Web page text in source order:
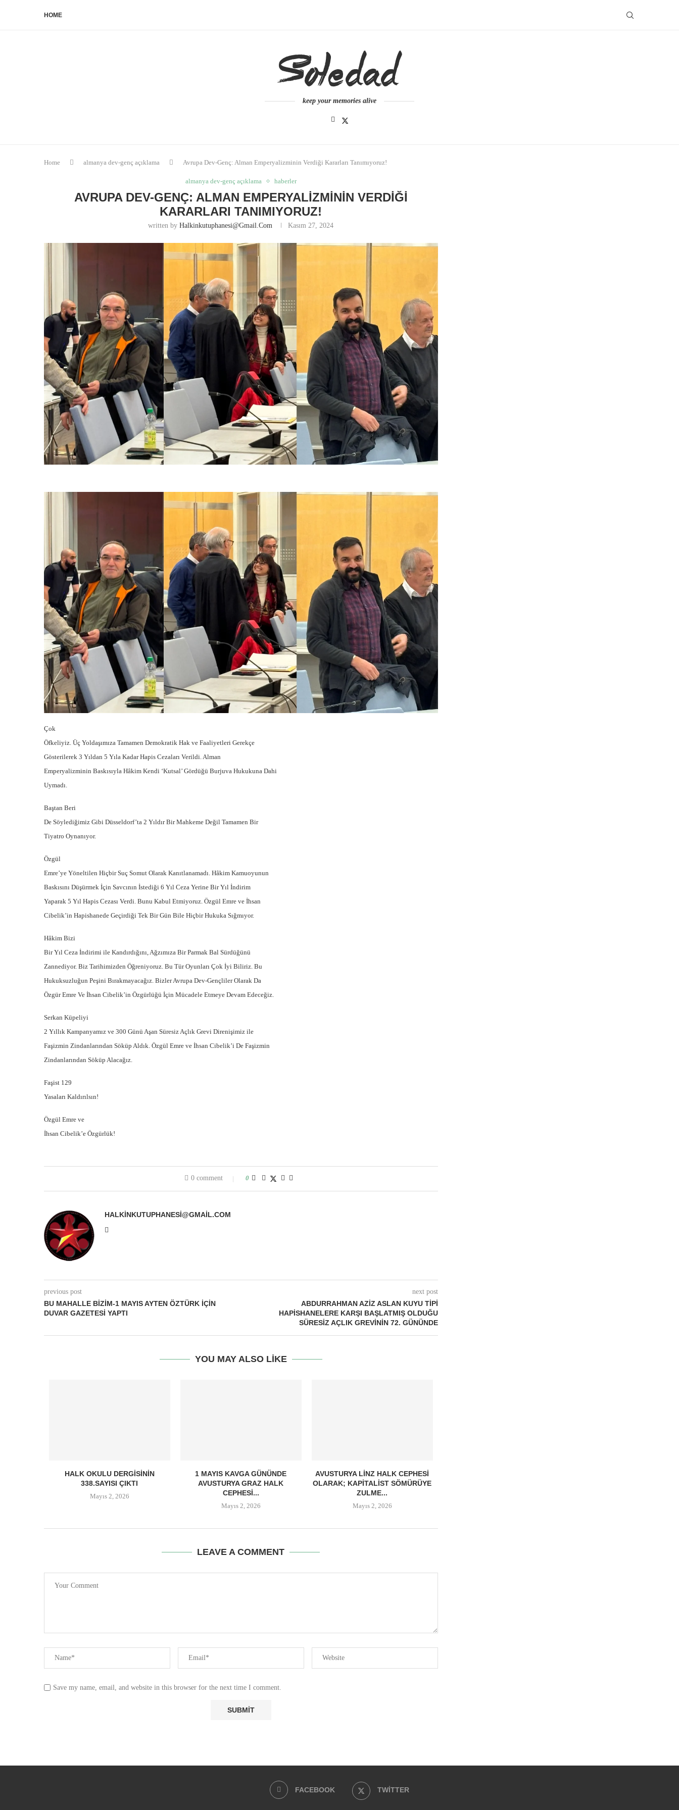
HOME
keep your memories alive
Home almanya dev-genç açıklama Avrupa Dev-Genç: Alman Emperyalizminin Verdiği Kararları Tanımıyoruz!
almanya dev-genç açıklama haberler
AVRUPA DEV-GENÇ: ALMAN EMPERYALIZMININ VERDIĞI
KARARLARI TANIMIYORUZ!
written byHalkinkutuphanesi@gmail.com Kasım 27, 2024
Çok
Öfkeliyiz. Üç Yoldaşımıza Tamamen Demokratik Hak ve Faaliyetleri Gerekçe
Gösterilerek 3 Yıldan 5 Yıla Kadar Hapis Cezaları Verildi. Alman
Emperyalizminin Baskısıyla Hâkim Kendi ‘Kutsal’ Gördüğü Burjuva Hukukuna Dahi
Uymadı.
Baştan Beri
De Söylediğimiz Gibi Düsseldorf’ta 2 Yıldır Bir Mahkeme Değil Tamamen Bir
Tiyatro Oynanıyor.
Özgül
Emre’ye Yöneltilen Hiçbir Suç Somut Olarak Kanıtlanamadı. Hâkim Kamuoyunun
Baskısını Düşürmek İçin Savcının İstediği 6 Yıl Ceza Yerine Bir Yıl İndirim
Yaparak 5 Yıl Hapis Cezası Verdi. Bunu Kabul Etmiyoruz. Özgül Emre ve İhsan
Cibelik’in Hapishanede Geçirdiği Tek Bir Gün Bile Hiçbir Hukuka Sığmıyor.
Hâkim Bizi
Bir Yıl Ceza İndirimi ile Kandırdığını, Ağzımıza Bir Parmak Bal Sürdüğünü
Zannediyor. Biz Tarihimizden Öğreniyoruz. Bu Tür Oyunları Çok İyi Biliriz. Bu
Hukuksuzluğun Peşini Bırakmayacağız. Bizler Avrupa Dev-Gençliler Olarak Da
Özgür Emre Ve İhsan Cibelik’in Özgürlüğü İçin Mücadele Etmeye Devam Edeceğiz.
Serkan Küpeliyi
2 Yıllık Kampanyamız ve 300 Günü Aşan Süresiz Açlık Grevi Direnişimiz ile
Faşizmin Zindanlarından Söküp Aldık. Özgül Emre ve İhsan Cibelik’i De Faşizmin
Zindanlarından Söküp Alacağız.
Faşist 129
Yasaları Kaldırılsın!
Özgül Emre ve
İhsan Cibelik’e Özgürlük!
0 comment 0
HALKINKUTUPHANESI@GMAIL.COM
previous post
BU MAHALLE BIZIM-1 MAYIS AYTEN ÖZTÜRK İÇIN
DUVAR GAZETESI YAPTI
next post
ABDURRAHMAN AZIZ ASLAN KUYU TIPI
HAPISHANELERE KARŞI BAŞLATMIŞ OLDUĞU
SÜRESIZ AÇLIK GREVININ 72. GÜNÜNDE
YOU MAY ALSO LIKE
HALK OKULU DERGISININ
338.SAYISI ÇIKTI
Mayıs 2, 2026
1 MAYIS KAVGA GÜNÜNDE
AVUSTURYA GRAZ HALK
CEPHESI...
Mayıs 2, 2026
AVUSTURYA LINZ HALK CEPHESI
OLARAK; KAPITALIST SÖMÜRÜYE
ZULME...
Mayıs 2, 2026
LEAVE A COMMENT
Save my name, email, and website in this browser for the next time I comment.
FACEBOOK TWITTER